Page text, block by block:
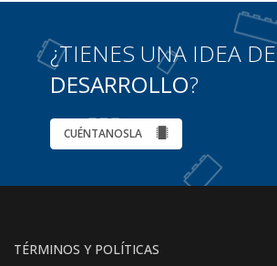
¿TIENES UNA IDEA DE
DESARROLLO?
CUÉNTANOSLA
TÉRMINOS Y POLÍTICAS